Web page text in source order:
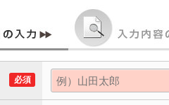
必須